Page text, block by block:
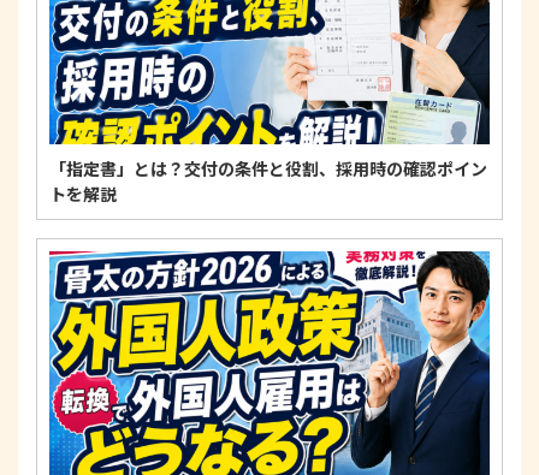
個人情報に関するお問い合わせ窓口
〒125-0061東京都葛飾区亀有3-21-11 藍ビル202
TEL：0120-550-580
株式会社 アルフォース･ワン 個人情報保護担当
「指定書」とは？交付の条件と役割、採用時の確認ポイン
トを解説